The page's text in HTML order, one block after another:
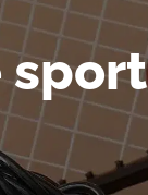
sport